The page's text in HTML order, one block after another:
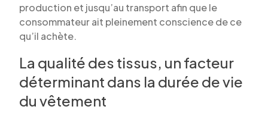
production et jusqu’au transport afin que le
consommateur ait pleinement conscience de ce
qu’il achète.
La qualité des tissus, un facteur
déterminant dans la durée de vie
du vêtement